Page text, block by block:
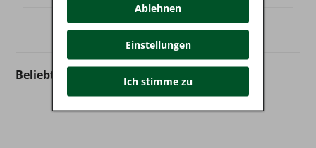
Beliebt in dieser Kategorie
Ablehnen
Einstellungen
Ich stimme zu